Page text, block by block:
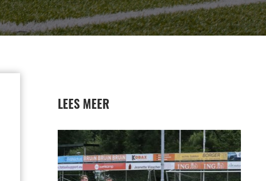
LEES MEER